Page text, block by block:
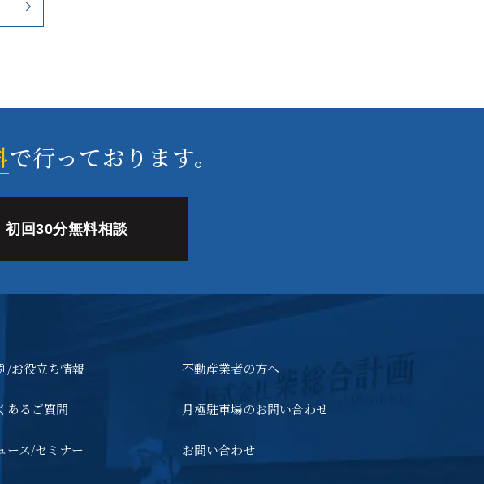
で行っております。
初回30分無料相談
/お役立ち情報
あるご質問
ース/セミナー
不動産業者の方へ
月極駐車場のお問い合わせ
お問い合わせ